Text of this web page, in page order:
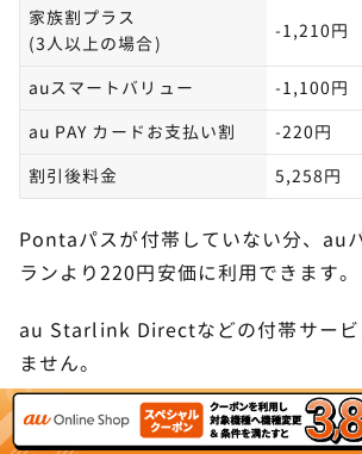
契約種別を正しく選択したことを
入手続きに進みます。
au IDでログインする
家族割プラス
(3人以上の場合)
-1,210円
auスマートバリュー
-1,100円
au PAY カードお支払い割
-220円
割引後料金
5,258円
Pontaパスが付帯していない分、au
ランより220円安価に利用できます。
au Starlink Directなどの付帯サービ
ません。